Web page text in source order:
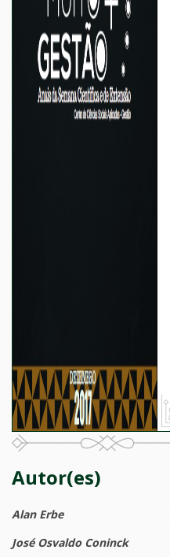
Autor(es)
Alan Erbe
José Osvaldo Coninck